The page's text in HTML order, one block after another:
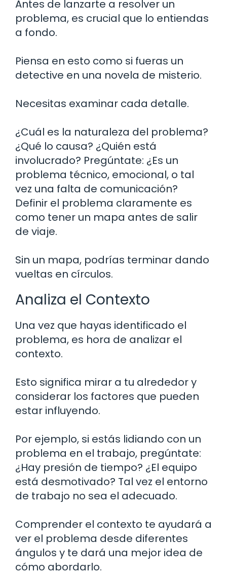
Antes de lanzarte a resolver un
problema, es crucial que lo entiendas
a fondo.
Piensa en esto como si fueras un
detective en una novela de misterio.
Necesitas examinar cada detalle.
¿Cuál es la naturaleza del problema?
¿Qué lo causa? ¿Quién está
involucrado? Pregúntate: ¿Es un
problema técnico, emocional, o tal
vez una falta de comunicación?
Definir el problema claramente es
como tener un mapa antes de salir
de viaje.
Sin un mapa, podrías terminar dando
vueltas en círculos.
Analiza el Contexto
Una vez que hayas identificado el
problema, es hora de analizar el
contexto.
Esto significa mirar a tu alrededor y
considerar los factores que pueden
estar influyendo.
Por ejemplo, si estás lidiando con un
problema en el trabajo, pregúntate:
¿Hay presión de tiempo? ¿El equipo
está desmotivado? Tal vez el entorno
de trabajo no sea el adecuado.
Comprender el contexto te ayudará a
ver el problema desde diferentes
ángulos y te dará una mejor idea de
cómo abordarlo.